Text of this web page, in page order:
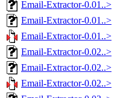
Email-Extractor-0.01..>
Email-Extractor-0.01..>
Email-Extractor-0.01..>
Email-Extractor-0.02..>
Email-Extractor-0.02..>
Email-Extractor-0.02..>